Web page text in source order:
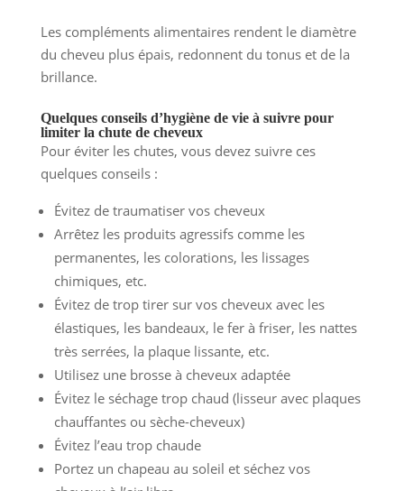
Les compléments alimentaires rendent le diamètre
du cheveu plus épais, redonnent du tonus et de la
brillance.
Quelques conseils d’hygiène de vie à suivre pour
limiter la chute de cheveux
Pour éviter les chutes, vous devez suivre ces
quelques conseils :
Évitez de traumatiser vos cheveux
Arrêtez les produits agressifs comme les
permanentes, les colorations, les lissages
chimiques, etc.
Évitez de trop tirer sur vos cheveux avec les
élastiques, les bandeaux, le fer à friser, les nattes
très serrées, la plaque lissante, etc.
Utilisez une brosse à cheveux adaptée
Évitez le séchage trop chaud (lisseur avec plaques
chauffantes ou sèche-cheveux)
Évitez l’eau trop chaude
Portez un chapeau au soleil et séchez vos